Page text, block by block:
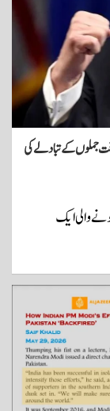
جملوں کے تبادلے کی
والی ایک